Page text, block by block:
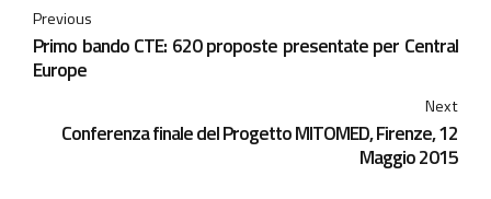
Previous
Primo bando CTE: 620 proposte presentate per Central
Europe
Next
Conferenza finale del Progetto MITOMED, Firenze, 12
Maggio 2015